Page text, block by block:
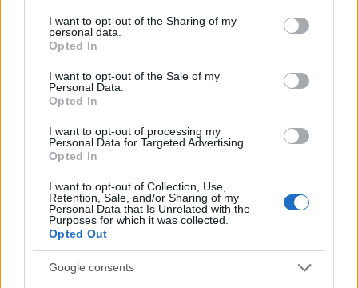
not limited to your visit or usage behaviour. You may click to
grant or deny consent to Google and its third-party tags to
use your data for below specified purposes in below Google
consent section.
I want to opt-out of the Sharing of my
personal data.
Opted In
I want to opt-out of the Sale of my
Personal Data.
Opted In
I want to opt-out of processing my
Personal Data for Targeted Advertising.
Opted In
I want to opt-out of Collection, Use,
Retention, Sale, and/or Sharing of my
Personal Data that Is Unrelated with the
Purposes for which it was collected.
Opted Out
Google consents
Viohalco: Αυξημένος κατά
εξάμηνο, στα 4,3 δισ. ευρώ
– Στα 446 εκατ. ευρώ τα
EBITDA
1 δισ. ευρώ ως το 2028 για
την Ενέργεια
Η συμφωνία Arval-Athlon αναδιαμορφώνει την αγορά leasing